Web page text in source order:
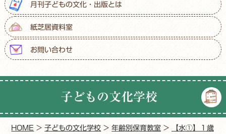
月刊子どもの文化・出版とは
紙芝居資料室
お問い合わせ
子どもの文化学校
HOME >子どもの文化学校 >年齢別保育教室 >
【水①】１歳